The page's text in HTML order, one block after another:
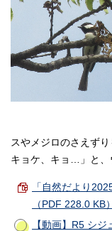
スやメジロのさえず
キョケ、キョ…」と、
「自然だより
（PDF 228.0 KB）
【動画】R5 シ